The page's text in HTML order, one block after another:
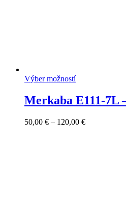
Výber možností
Merkaba E111-7L
50,00 € – 120,00 €Price